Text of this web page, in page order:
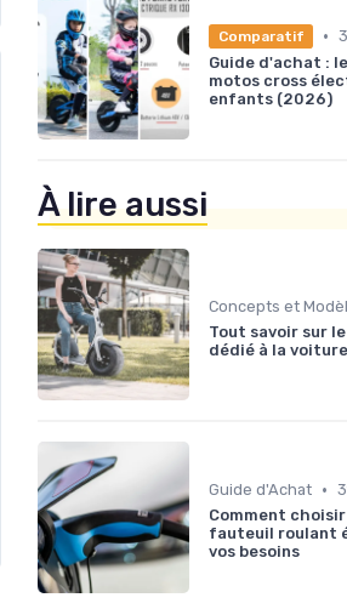
Comparatif •
Guide d'achat :
motos cross
enfants (2026)
À lire aussi
Tout savoir sur
dédié à la
Guide d'Achat •
Comment
fauteuil roulant
vos besoins